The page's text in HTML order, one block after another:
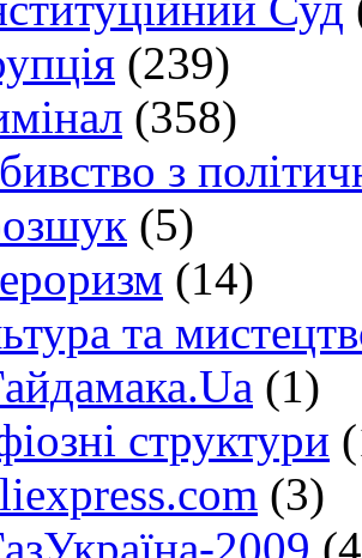
(239)
(358)
з
(5)
(14)
та
(1)
структури
(3)
2009